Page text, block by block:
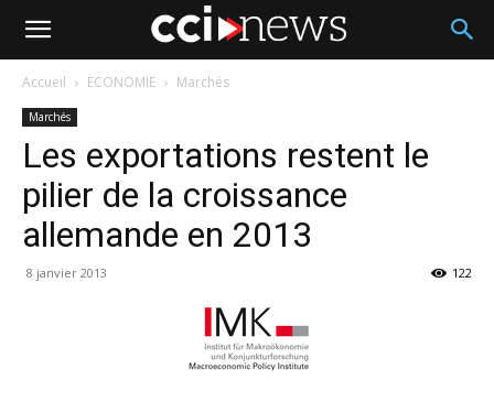
Accueil ECONOMIE Marchés
Marchés
Les exportations restent le
pilier de la croissance
allemande en 2013
8 janvier 2013 122